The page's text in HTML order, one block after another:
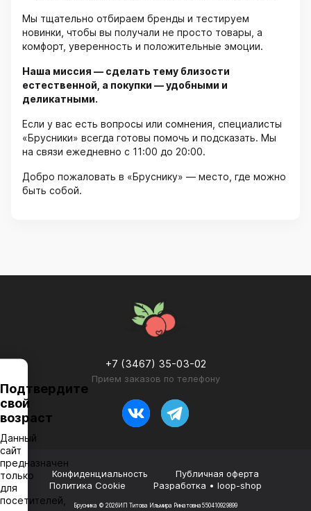
Мы тщательно отбираем бренды и тестируем
новинки, чтобы вы получали не просто товары, а
комфорт, уверенность и положительные эмоции.
Наша миссия — сделать тему близости
естественной, а покупки — удобными и
деликатными.
Если у вас есть вопросы или сомнения, специалисты
«Брусники» всегда готовы помочь и подсказать. Мы
на связи ежедневно с 11:00 до 20:00.
Добро пожаловать в «Бруснику» — место, где можно
быть собой.
+7 (3467) 35-03-02
Прием заказов по телефону
Брусника © 2026 ИП Титова Ильмира Ринатовна 550410929899
Конфиденциальность
Публичная оферта
Политика Cookie
Разработка • loop-shop
Подтвердите
свой
возраст
Данный
сайт
предназначен
только
для
посетителей,